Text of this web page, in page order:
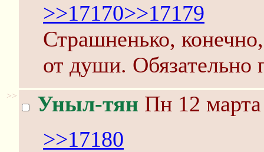
>>17170>>17179
Страшненько,
от души.
>> Уныл-тян Пн 12
>>17180